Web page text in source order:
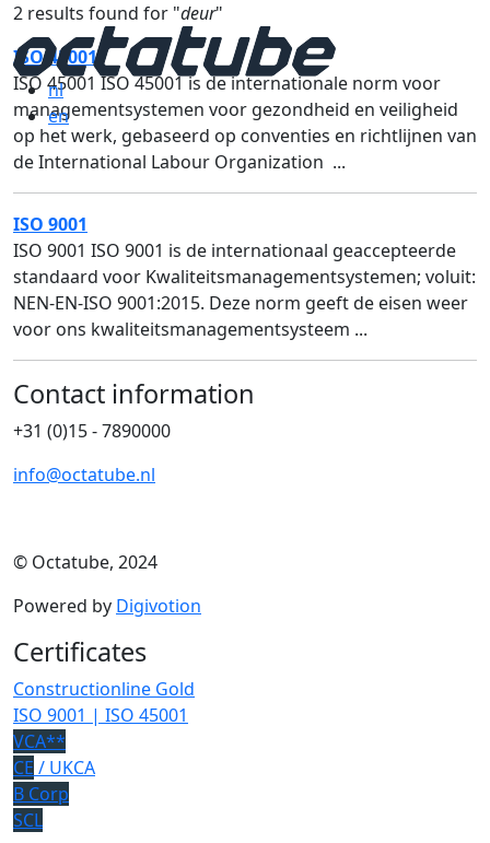
nl
en
2 results found for "deur"
ISO 45001
ISO 45001 ISO 45001 is de internationale norm voor
managementsystemen voor gezondheid en veiligheid
op het werk, gebaseerd op conventies en richtlijnen van
de International Labour Organization ...
ISO 9001
ISO 9001 ISO 9001 is de internationaal geaccepteerde
standaard voor Kwaliteitsmanagementsystemen; voluit:
NEN-EN-ISO 9001:2015. Deze norm geeft de eisen weer
voor ons kwaliteitsmanagementsysteem ...
Contact information
+31 (0)15 - 7890000
info@octatube.nl
© Octatube, 2024
Powered by Digivotion
Certificates
Constructionline Gold
ISO 9001 | ISO 45001
VCA**
CE / UKCA
B Corp
SCL